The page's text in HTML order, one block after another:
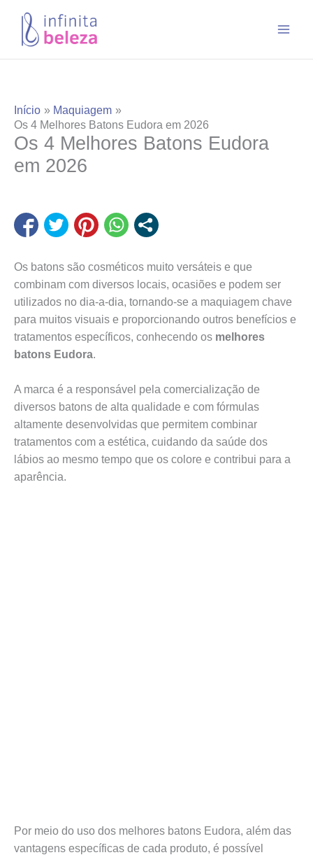
conteúdo
Início
Maquiagem
Os 4 Melhores Batons Eudora em 2026
Os 4 Melhores Batons Eudora
em 2026
Os batons são cosméticos muito versáteis e que
combinam com diversos locais, ocasiões e podem ser
utilizados no dia-a-dia, tornando-se a maquiagem chave
para muitos visuais e proporcionando outros benefícios e
tratamentos específicos, conhecendo os melhores
batons Eudora.
A marca é a responsável pela comercialização de
diversos batons de alta qualidade e com fórmulas
altamente desenvolvidas que permitem combinar
tratamentos com a estética, cuidando da saúde dos
lábios ao mesmo tempo que os colore e contribui para a
aparência.
Por meio do uso dos melhores batons Eudora, além das
vantagens específicas de cada produto, é possível